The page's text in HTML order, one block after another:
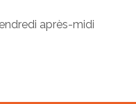
après-midi